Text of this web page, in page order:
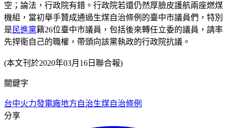
空；論法，行政院有錯。行政院若還仍然厚臉皮護航兩座燃煤
機組，當初舉手贊成通過生煤自治條例的臺中市議員們，特別
是 民進黨籍26位臺中市議員，包括後來轉任立委的議員，請率
先捍衛自己的職權，帶頭向該黨執政的行政院抗議。
(本文刊於2020年03月16日聯合報)
關鍵字
台中火力發電廠地方自治生煤自治條例
分享